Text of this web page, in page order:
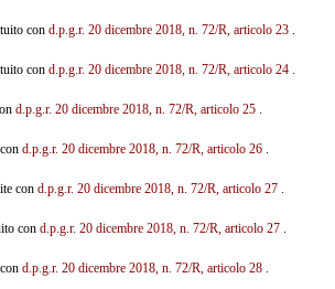
con d.p.g.r. 20 dicembre 2018, n. 72/R, articolo 23.
con d.p.g.r. 20 dicembre 2018, n. 72/R, articolo 24.
d.p.g.r. 20 dicembre 2018, n. 72/R, articolo 25.
d.p.g.r. 20 dicembre 2018, n. 72/R, articolo 26.
con d.p.g.r. 20 dicembre 2018, n. 72/R, articolo 27.
con d.p.g.r. 20 dicembre 2018, n. 72/R, articolo 27.
d.p.g.r. 20 dicembre 2018, n. 72/R, articolo 28.